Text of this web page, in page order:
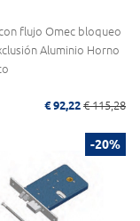
flujo Omec bloqueo
Aluminio Horno
€ 92,22 € 115,28
-20%